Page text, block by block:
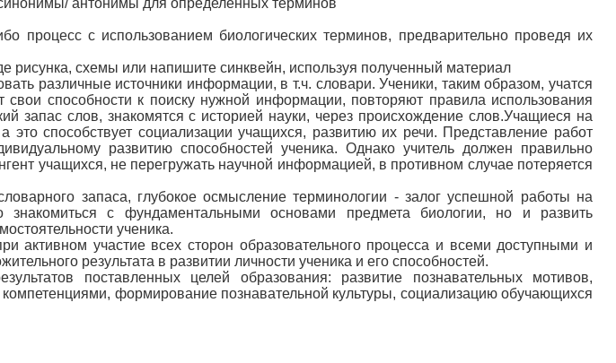
антонимы для определенных терминов
процесс с использованием биологических терминов, предварительно проведя их
рисунка, схемы или напишите синквейн, используя полученный материал
различные источники информации, в т.ч. словари. Ученики, таким образом, учатся
способности к поиску нужной информации, повторяют правила использования
запас слов, знакомятся с историей науки, через происхождение слов.Учащиеся на
способствует социализации учащихся, развитию их речи. Представление работ
развитию способностей ученика. Однако учитель должен правильно
учащихся, не перегружать научной информацией, в противном случае потеряется
запаса, глубокое осмысление терминологии - залог успешной работы на
с фундаментальными основами предмета биологии, но и развить
ученика.
активном участие всех сторон образовательного процесса и всеми доступными и
результата в развитии личности ученика и его способностей.
поставленных целей образования: развитие познавательных мотивов,
формирование познавательной культуры, социализацию обучающихся